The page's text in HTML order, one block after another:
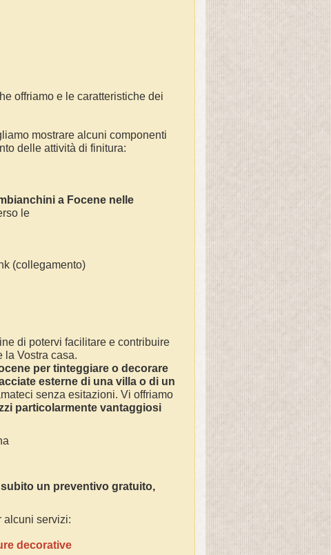
offriamo e le caratteristiche dei
mostrare alcuni componenti
delle attività di finitura:
a Focene nelle
le
(collegamento)
di potervi facilitare e contribuire
la Vostra casa.
per tinteggiare o decorare
esterne di una villa o di un
senza esitazioni. Vi offriamo
particolarmente vantaggiosi
un preventivo gratuito,
alcuni servizi:
decorative